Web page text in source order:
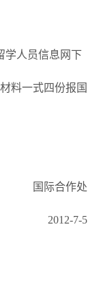
学人员信息网 下
料一式四份报国
国际合作处
2012-7-5